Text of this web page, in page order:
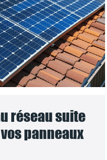
réseau suite
panneaux